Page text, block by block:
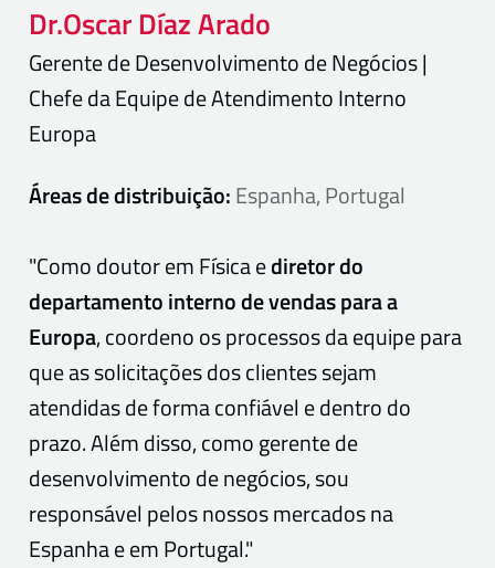
Dr.Oscar Díaz Arado
Gerente de Desenvolvimento de Negócios |
Chefe da Equipe de Atendimento Interno
Europa
Áreas de distribuição:Espanha, Portugal
"Como doutor em Física ediretor do
departamento interno de vendas para a
Europa, coordeno os processos da equipe para
que as solicitações dos clientes sejam
atendidas de forma confiável e dentro do
prazo. Além disso, como gerente de
desenvolvimento de negócios, sou
responsável pelos nossos mercados na
Espanha e em Portugal."